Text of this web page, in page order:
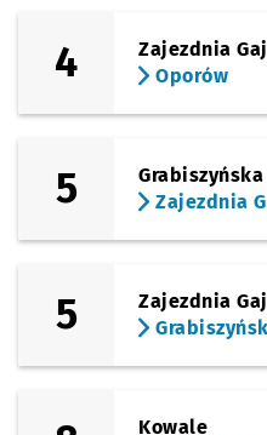
4
Zajezdnia Gaj
Oporów
5
Zajezdnia
5
Zajezdnia Gaj
Kowale